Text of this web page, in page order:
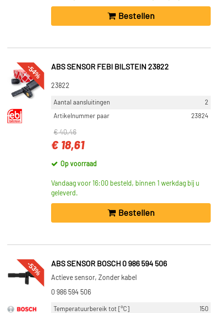
Bestellen
-54% ABS SENSOR FEBI BILSTEIN 23822
23822
Aantal aansluitingen
2
Artikelnummer paar
23824
€ 40,46
€ 18,61
Op voorraad
Vandaag voor 16:00 besteld, binnen 1 werkdag bij u
geleverd.
Bestellen
-53% ABS SENSOR BOSCH 0 986 594 506
Actieve sensor, Zonder kabel
0 986 594 506
Temperatuurbereik tot [°C]
150